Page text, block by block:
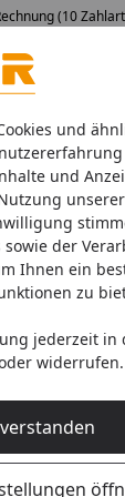
und
und
sowie der
Ihnen ein
zu
jederzeit in
widerrufen.
verstanden
(10
13 mm